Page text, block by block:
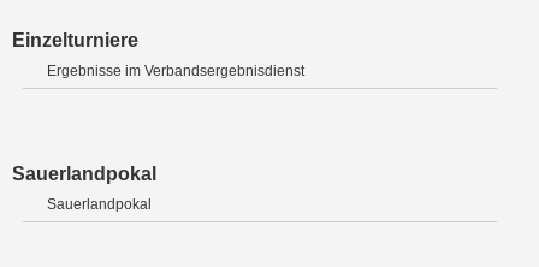
Einzelturniere
Ergebnisse im Verbandsergebnisdienst
Sauerlandpokal
Sauerlandpokal